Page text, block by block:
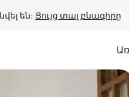
են։ Ցույց տալ բնագիրը